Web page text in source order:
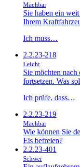
Machbar
Sie haben ein
Ihrem
Ich muss…
2.2.23-218
Leicht
Sie möchten nach
fortsetzen. Was
Ich prüfe, dass…
2.2.23-219
Machbar
Wie können Sie
Eis befreien?
2.2.23-401
Schwer